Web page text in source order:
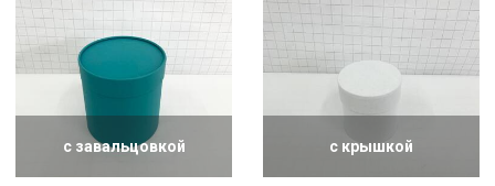
с завальцовкой с крышкой